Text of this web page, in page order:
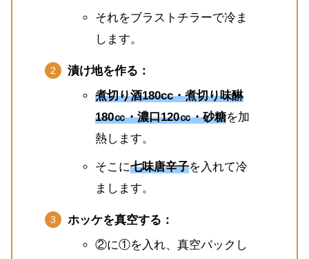
それをブラストチラーで冷ま
します。
漬け地を作る：
煮切り酒180cc・煮切り味醂
180㏄・濃口120㏄・砂糖を加
熱します。
そこに七味唐辛子を入れて冷
まします。
ホッケを真空する：
②に①を入れ、真空パックし